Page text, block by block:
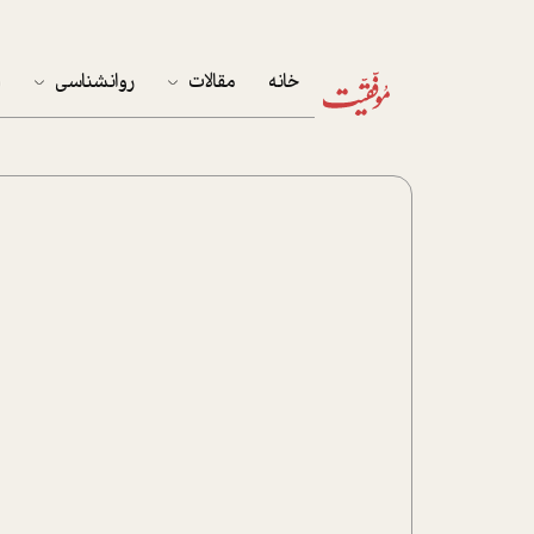
خانه مقالات روانشناسی